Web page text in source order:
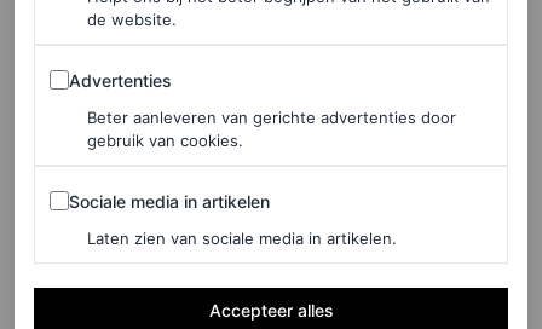
©INSTAGRAM/@RENATOCAMPORA EN @SOOPARKMAKEUP
Camila Cabello
de website.
Advertenties
Advertenties
Beter aanleveren van gerichte advertenties door
gebruik van cookies.
Sociale media in artikelen
Sociale media in artikelen
Laten zien van sociale media in artikelen.
Accepteer alles